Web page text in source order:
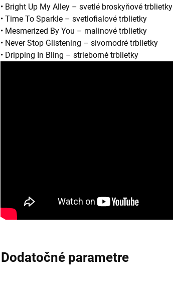
• Bright Up My Alley – svetlé broskyňové trblietky
• Time To Sparkle – svetlofialové trblietky
• Mesmerized By You – malinové trblietky
• Never Stop Glistening – sivomodré trblietky
• Dripping In Bling – strieborné trblietky
Dodatočné parametre